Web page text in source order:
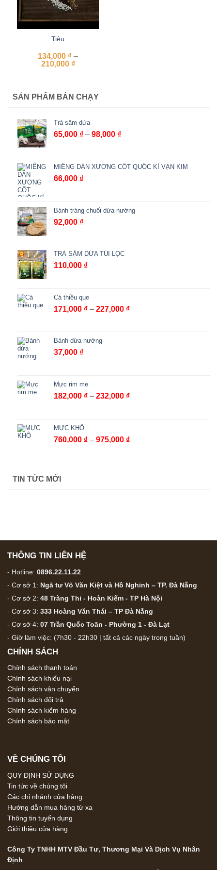
Tiêu
134,000 ₫ –
210,000 ₫Khoảng
đến
210,000 ₫
SẢN PHẨM BÁN CHẠY
Trà sâm dứa
65,000 ₫ – 98,000 ₫Khoảng
65,000 ₫
MIẾNG DÁN XƯƠNG CỐT QUỐC KÌ VẠN KIM
66,000 ₫
Bánh tráng chuối dừa nướng
92,000 ₫
TRÀ SÂM DỨA TÚI LỌC
110,000 ₫
Cá thiều que
171,000 ₫ – 227,000 ₫Khoảng
Bánh dừa nướng
37,000 ₫
Mực rim me
182,000 ₫ – 232,000 ₫Khoảng
đến
MỰC KHÔ
760,000 ₫ – 975,000 ₫Khoảng
TIN TỨC MỚI
THÔNG TIN LIÊN HỆ
- Hotline: 0896.22.11.22
- Cơ sở 1: Ngã tư Võ Văn Kiệt và Hồ Nghinh – TP. Đà Nẵng
- Cơ sở 2: 48 Tràng Thi - Hoàn Kiếm - TP Hà Nội
- Cơ sở 3: 333 Hoàng Văn Thái – TP Đà Nẵng
- Cơ sở 4: 07 Trần Quốc Toãn - Phường 1 - Đà Lạt
- Giờ làm việc: (7h30 - 22h30 | tất cả các ngày trong tuần)
CHÍNH SÁCH
Chính sách thanh toán
Chính sách khiếu nại
Chính sách vận chuyển
Chính sách đổi trả
Chính sách kiểm hàng
Chính sách bảo mật
VỀ CHÚNG TÔI
QUY ĐỊNH SỬ DỤNG
Tin tức về chúng tôi
Các chi nhánh cửa hàng
Hướng dẫn mua hàng từ xa
Thông tin tuyển dụng
Giới thiệu cửa hàng
Công Ty TNHH MTV Đầu Tư, Thương Mại Và Dịch Vụ Nhân
Định